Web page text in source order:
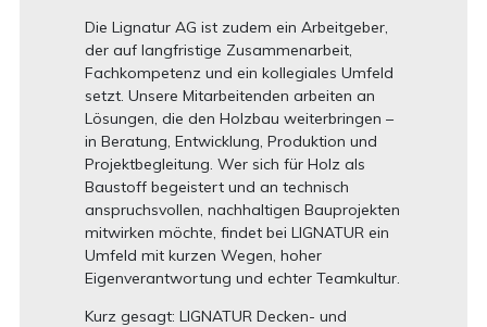
Die Lignatur AG ist zudem ein Arbeitgeber,
der auf langfristige Zusammenarbeit,
Fachkompetenz und ein kollegiales Umfeld
setzt. Unsere Mitarbeitenden arbeiten an
Lösungen, die den Holzbau weiterbringen –
in Beratung, Entwicklung, Produktion und
Projektbegleitung. Wer sich für Holz als
Baustoff begeistert und an technisch
anspruchsvollen, nachhaltigen Bauprojekten
mitwirken möchte, findet bei LIGNATUR ein
Umfeld mit kurzen Wegen, hoher
Eigenverantwortung und echter Teamkultur.
Kurz gesagt: LIGNATUR Decken- und